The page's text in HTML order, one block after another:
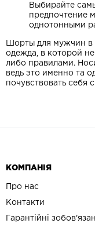
Выбирайте
предпочтение
однотонными
Шорты для мужчин в
одежда, в которой
либо правилами.
ведь это именно та
почувствовать себя
КОМПАНІЯ
Про нас
Контакти
Гарантійні